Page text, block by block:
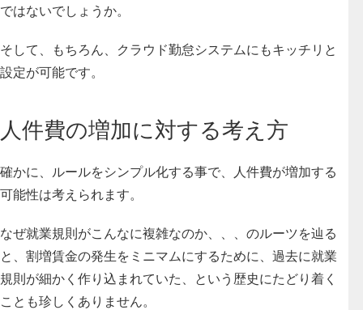
ではないでしょうか。
そして、もちろん、クラウド勤怠システムにもキッチリと
設定が可能です。
人件費の増加に対する考え方
確かに、ルールをシンプル化する事で、人件費が増加する
可能性は考えられます。
なぜ就業規則がこんなに複雑なのか、、、のルーツを辿る
と、割増賃金の発生をミニマムにするために、過去に就業
規則が細かく作り込まれていた、という歴史にたどり着く
ことも珍しくありません。